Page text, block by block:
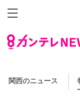
関西のニュース